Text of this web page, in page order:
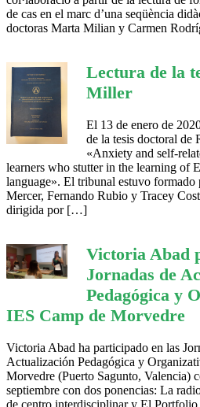
de cas en el marc d’una seqüència
doctoras Marta Milian y Carmen
Lectura de la
Miller
El 13 de enero de
de la tesis doctoral de
«Anxiety and self-
learners who stutter in the learning of
language». El tribunal estuvo formado
Mercer, Fernando Rubio y Tracey
dirigida por […]
Victoria Abad
Jornadas de
Pedagógica y
IES Camp de Morvedre
Victoria Abad ha participado en las
Actualización Pedagógica y
Morvedre (Puerto Sagunto, Valencia)
septiembre con dos ponencias: La
de centro interdisciplinar y El Portfolio